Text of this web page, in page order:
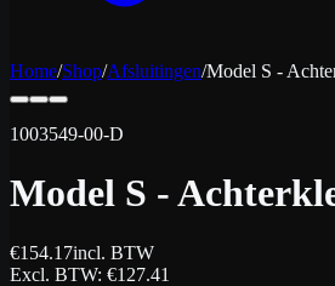
Home/Shop/Afsluitingen/Model S -
1003549-00-D
Model S -
€154.17incl. BTW
Excl. BTW: €127.41